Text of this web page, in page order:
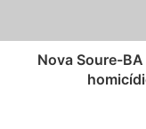
Nova Soure-